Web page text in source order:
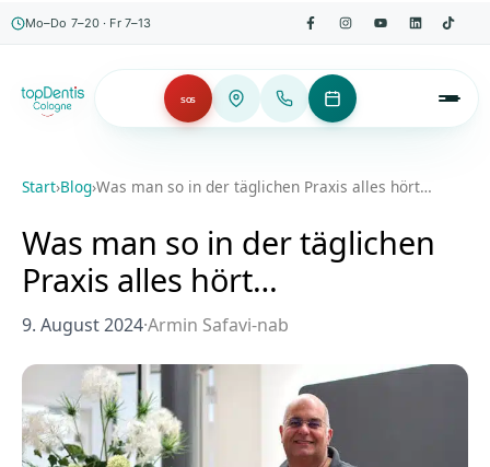
Mo–Do 7–20 · Fr 7–13
SOS
Start›Blog›Was man so in der täglichen Praxis alles hört…
Was man so in der täglichen
Praxis alles hört…
9. August 2024·Armin Safavi-nab